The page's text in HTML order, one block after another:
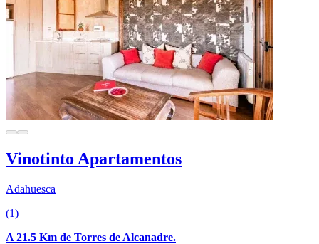
Vinotinto Apartamentos
Adahuesca
(1)
A 21.5 Km de Torres de Alcanadre.